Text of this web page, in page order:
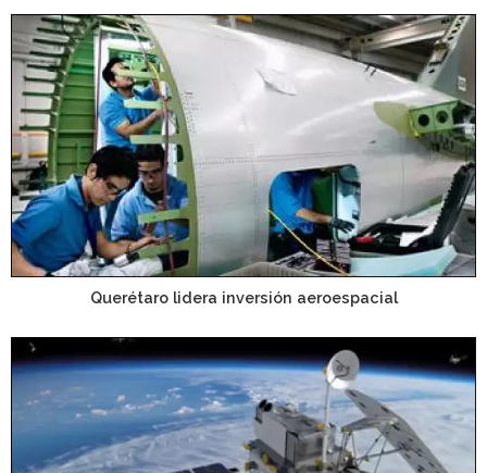
Querétaro lidera inversión aeroespacial